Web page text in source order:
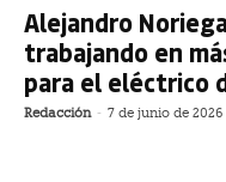
Alejandro
trabajando en
para el eléctrico
Redacción - 7 de junio de 2026